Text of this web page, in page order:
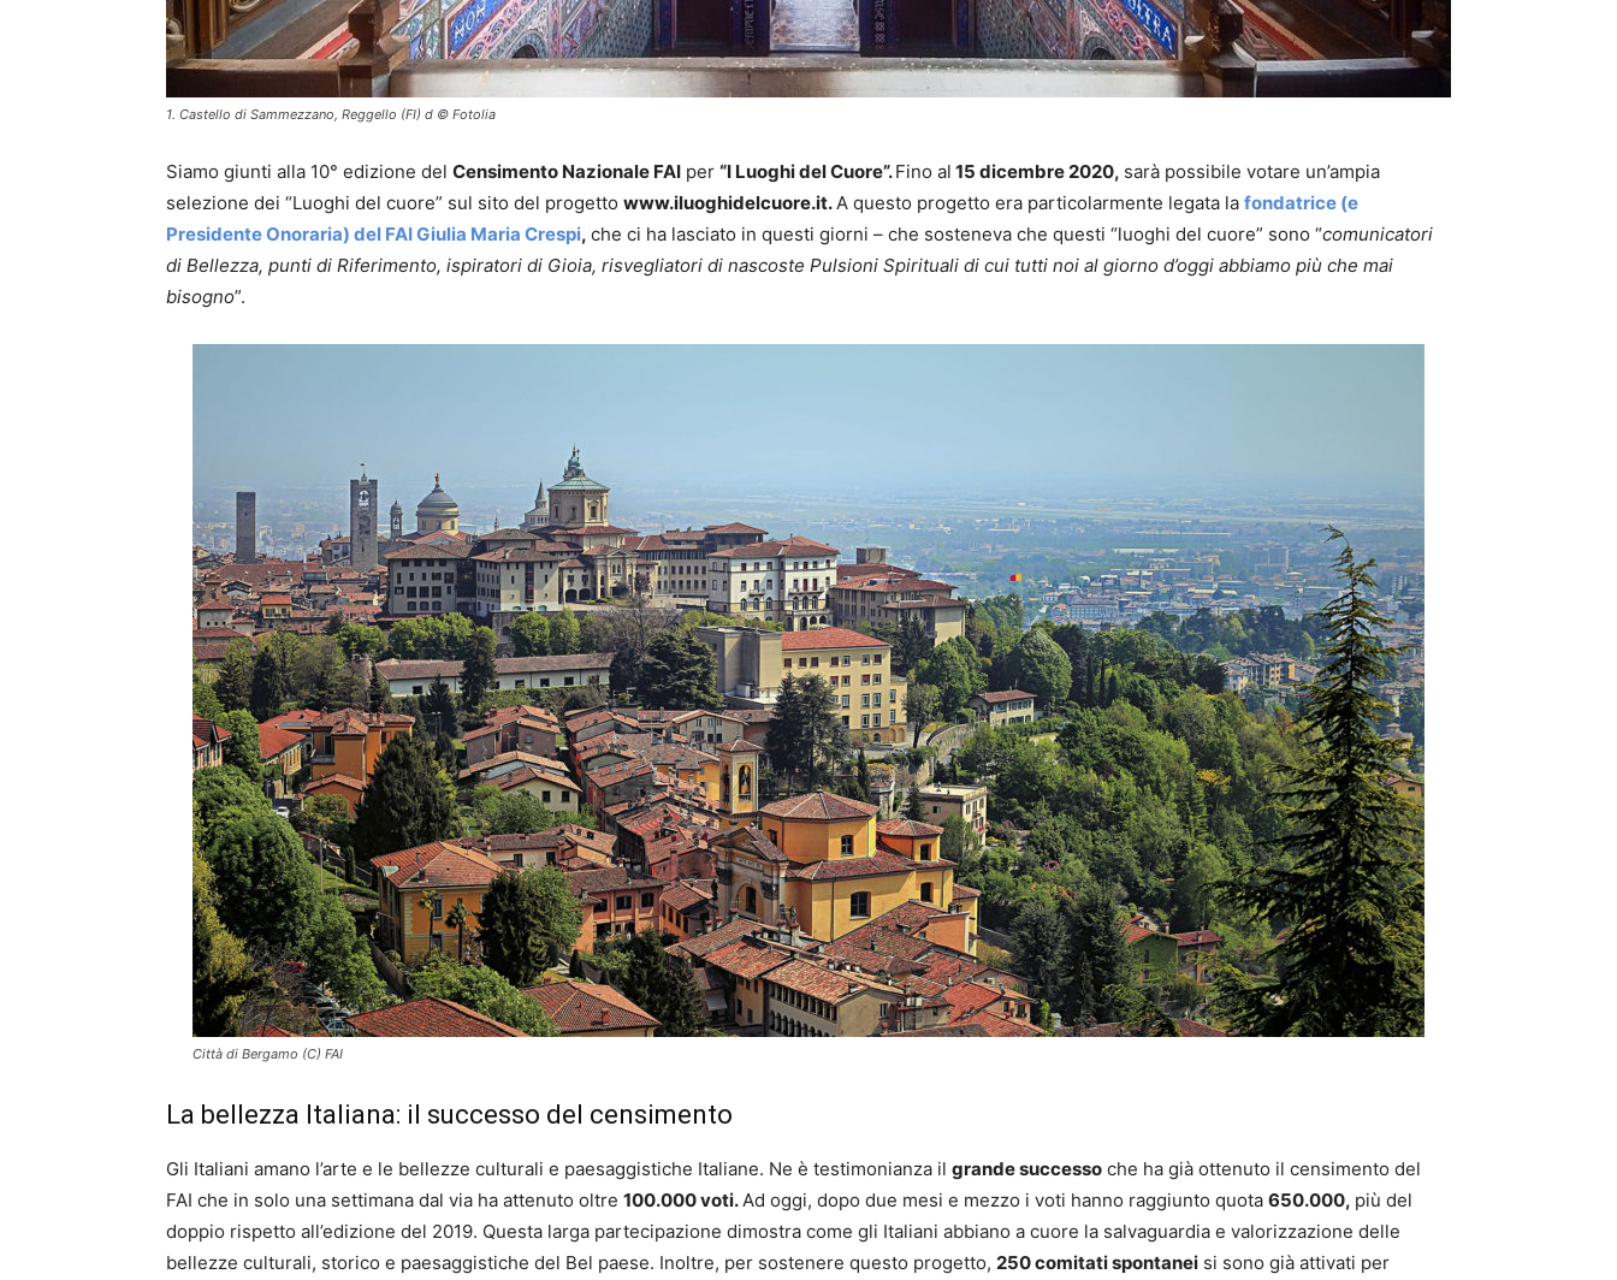
1. Castello di Sammezzano, Reggello (FI) d © Fotolia
Siamo giunti alla 10° edizione del Censimento Nazionale FAI per “I Luoghi del Cuore”.Fino al 15 dicembre 2020, sarà possibile votare un’ampia
selezione dei “Luoghi del cuore” sul sito del progetto www.iluoghidelcuore.it.A questo progetto era particolarmente legata la fondatrice (e
Presidente Onoraria) del FAI Giulia Maria Crespi, che ci ha lasciato in questi giorni – che sosteneva che questi “luoghi del cuore” sono “comunicatori
di Bellezza, punti di Riferimento, ispiratori di Gioia, risvegliatori di nascoste Pulsioni Spirituali di cui tutti noi al giorno d’oggi abbiamo più che mai
bisogno”.
Città di Bergamo (C) FAI
La bellezza Italiana: il successo del censimento
Gli Italiani amano l’arte e le bellezze culturali e paesaggistiche Italiane. Ne è testimonianza il grande successo che ha già ottenuto il censimento del
FAI che in solo una settimana dal via ha attenuto oltre 100.000 voti.Ad oggi, dopo due mesi e mezzo i voti hanno raggiunto quota 650.000, più del
doppio rispetto all’edizione del 2019. Questa larga partecipazione dimostra come gli Italiani abbiano a cuore la salvaguardia e valorizzazione delle
bellezze culturali, storico e paesaggistiche del Bel paese. Inoltre, per sostenere questo progetto, 250 comitati spontanei si sono già attivati per